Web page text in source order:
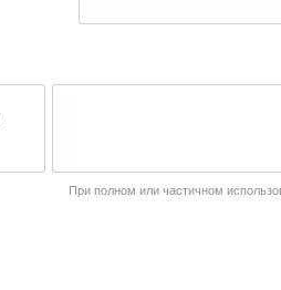
При полном или частичном